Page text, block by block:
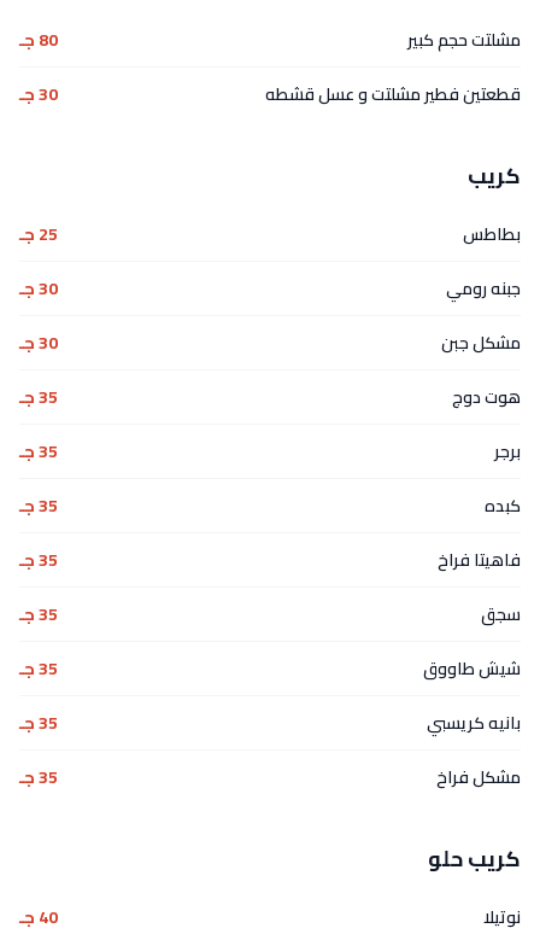
مشلتت حجم كبير
80 جـ
قطعتين فطير مشلتت و عسل قشطه
30 جـ
كريب
بطاطس
25 جـ
جبنه رومي
30 جـ
مشكل جبن
30 جـ
هوت دوج
35 جـ
برجر
35 جـ
كبده
35 جـ
فاهيتا فراخ
35 جـ
سجق
35 جـ
شيش طاووق
35 جـ
بانيه كريسبي
35 جـ
مشكل فراخ
35 جـ
كريب حلو
نوتيلا
40 جـ